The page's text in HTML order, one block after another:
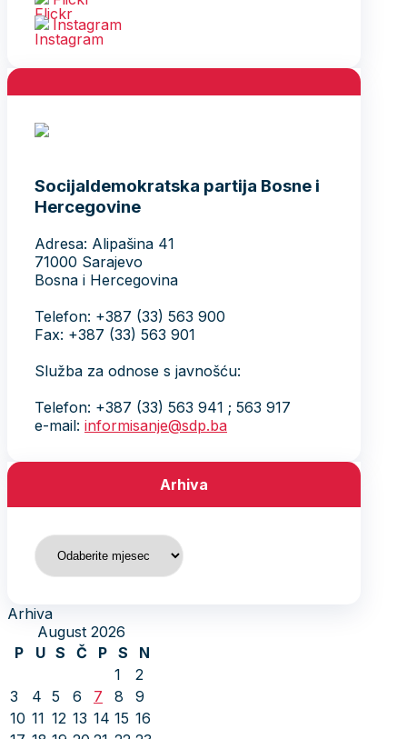
Instagram
Socijaldemokratska partija Bosne i
Hercegovine
Adresa: Alipašina 41
71000 Sarajevo
Bosna i Hercegovina
Telefon: +387 (33) 563 900
Fax: +387 (33) 563 901
Služba za odnose s javnošću:
Telefon: +387 (33) 563 941 ; 563 917
e-mail: informisanje@sdp.ba
Arhiva
Arhiva
Arhiva
August 2026
P
U S Č P S
N
1
2
3
4 5 6 7 8
9
10 11 12 13 14 15 16